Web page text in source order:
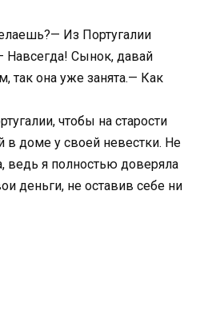
Из Португалии
Навсегда! Сынок, давай
так она уже занята.— Как
чтобы на старости
в доме у своей невестки. Не
ведь я полностью доверяла
деньги, не оставив себе ни